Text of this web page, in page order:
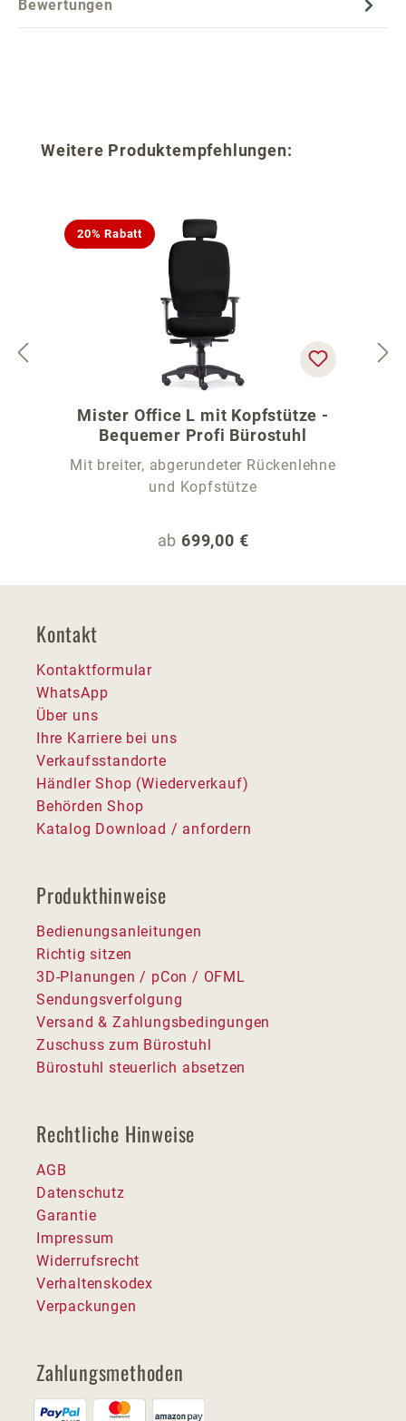
Bewertungen
Produktgalerie überspringen
Weitere Produktempfehlungen:
20% Rabatt
Mister Office L mit Kopfstütze -
Bequemer Profi Bürostuhl
Mit breiter, abgerundeter Rückenlehne
und Kopfstütze
Regulärer Preis:
ab 699,00 €
Kontakt
Kontaktformular
WhatsApp
Über uns
Ihre Karriere bei uns
Verkaufsstandorte
Händler Shop (Wiederverkauf)
Behörden Shop
Katalog Download / anfordern
Produkthinweise
Bedienungsanleitungen
Richtig sitzen
3D-Planungen / pCon / OFML
Sendungsverfolgung
Versand & Zahlungsbedingungen
Zuschuss zum Bürostuhl
Bürostuhl steuerlich absetzen
Rechtliche Hinweise
AGB
Datenschutz
Garantie
Impressum
Widerrufsrecht
Verhaltenskodex
Verpackungen
Zahlungsmethoden